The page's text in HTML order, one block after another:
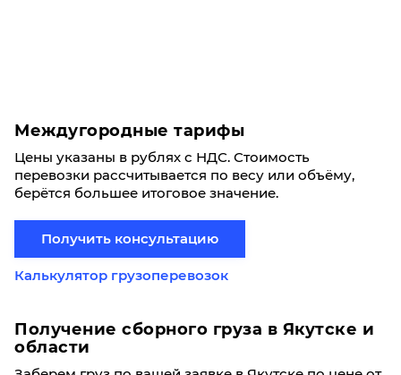
Междугородные тарифы
Цены указаны в рублях с НДС. Стоимость
перевозки рассчитывается по весу или объёму,
берётся большее итоговое значение.
Получить консультацию
Калькулятор грузоперевозок
Получение сборного груза в Якутске и
области